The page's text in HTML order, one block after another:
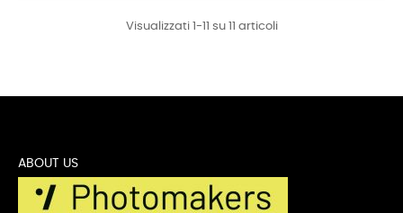
Visualizzati 1-11 su 11 articoli
ABOUT US